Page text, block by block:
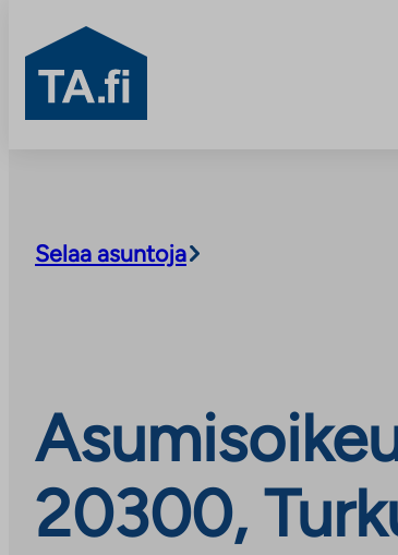
TA.fi
Selaa asuntoja
20300,